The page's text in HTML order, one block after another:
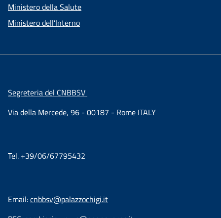
Ministero della Salute
Ministero dell’Interno
Segreteria del CNBBSV
Via della Mercede, 96 - 00187 - Rome ITALY
Tel. +39/06/67795432
Email:cnbbsv@palazzochigi.it